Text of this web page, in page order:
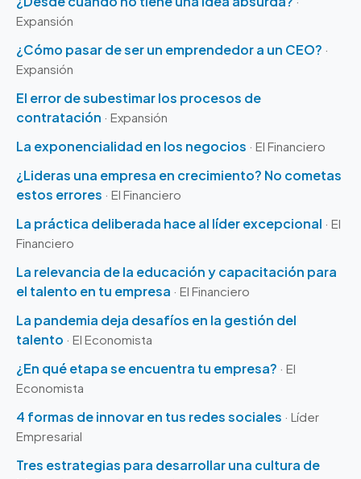
Expansión
¿Cómo pasar de ser un emprendedor a un CEO? ·
Expansión
El error de subestimar los procesos de
contratación · Expansión
La exponencialidad en los negocios · El Financiero
¿Lideras una empresa en crecimiento? No cometas
estos errores · El Financiero
La práctica deliberada hace al líder excepcional · El
Financiero
La relevancia de la educación y capacitación para
el talento en tu empresa · El Financiero
La pandemia deja desafíos en la gestión del
talento · El Economista
¿En qué etapa se encuentra tu empresa? · El
Economista
4 formas de innovar en tus redes sociales · Líder
Empresarial
Tres estrategias para desarrollar una cultura de